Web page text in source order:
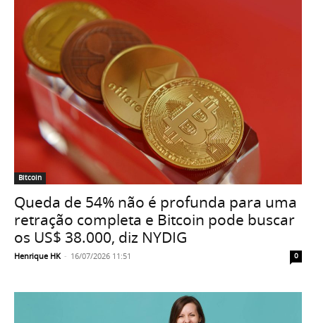
Bitcoin
Queda de 54% não é profunda para uma
retração completa e Bitcoin pode buscar
os US$ 38.000, diz NYDIG
Henrique HK - 16/07/2026 11:51 0